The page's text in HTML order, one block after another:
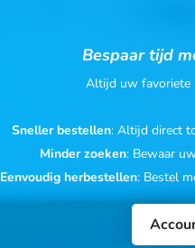
Bespaar tijd
Altijd uw favoriete
Sneller bestellen: Altijd direct
Minder zoeken: Bewaar
Eenvoudig herbestellen: Bestel